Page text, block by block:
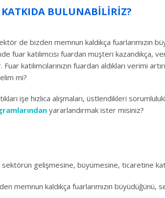
BULUNABILIRIZ?
de bizden memnun kaldıkça fuarlarımızın
katılımcısı fuardan müşteri kazandıkça,
katılımcılarınızın fuardan aldıkları verimi
mi?
işe hızlıca alışmaları, üstlendikleri
yararlandırmak ister misiniz?
gelişmesine, büyümesine, ticaretine
memnun kaldıkça fuarlarımızın büyüdüğünü,